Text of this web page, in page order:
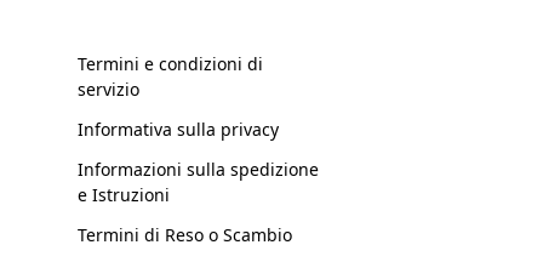
Termini e condizioni di
servizio
Informativa sulla privacy
Informazioni sulla spedizione
e Istruzioni
Termini di Reso o Scambio